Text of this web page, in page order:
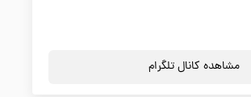
مشاهده کانال تلگرام